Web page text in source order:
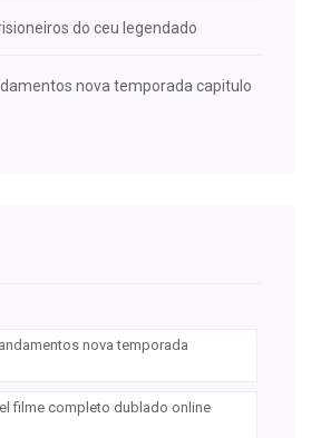
do ceu legendado
nova temporada capitulo
nova temporada
filme completo dublado online